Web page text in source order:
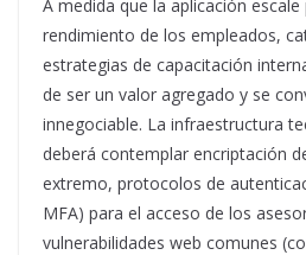
A medida que la aplicación
rendimiento de los empleados,
estrategias de capacitación
de ser un valor agregado y se
innegociable. La infraestructura
deberá contemplar encriptación
extremo, protocolos de
MFA) para el acceso de los
vulnerabilidades web comunes